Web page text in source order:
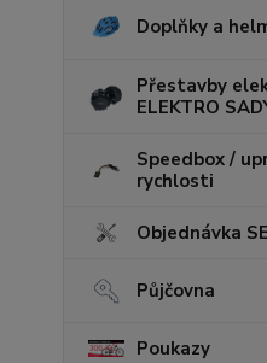
Doplňky a
Přestavby
ELEKTRO
Speedbox /
rychlosti
Objednávka
Půjčovna
Poukazy